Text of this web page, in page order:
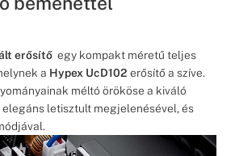
erősítő egy kompakt méretű teljes
a Hypex UcD102 erősítő a szíve.
méltó örököse a kiváló
letisztult megjelenésével, és